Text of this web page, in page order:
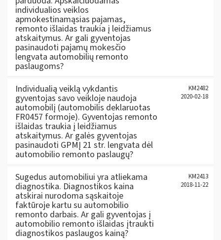
individualios veiklos
apmokestinamąsias pajamas,
remonto išlaidas traukia į leidžiamus
atskaitymus. Ar gali gyventojas
pasinaudoti pajamų mokesčio
lengvata automobilių remonto
paslaugoms?
Individualią veiklą vykdantis
gyventojas savo veikloje naudoja
automobilį (automobilis deklaruotas
FR0457 formoje). Gyventojas remonto
išlaidas traukia į leidžiamus
atskaitymus. Ar galės gyventojas
pasinaudoti GPMĮ 21 str. lengvata dėl
automobilio remonto paslaugų?
KM2482
2020-02-18
Sugedus automobiliui yra atliekama
diagnostika. Diagnostikos kaina
atskirai nurodoma sąskaitoje
faktūroje kartu su automobilio
remonto darbais. Ar gali gyventojas į
automobilio remonto išlaidas įtraukti
diagnostikos paslaugos kainą?
KM2413
2018-11-22